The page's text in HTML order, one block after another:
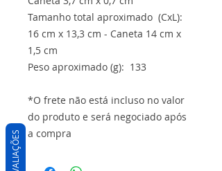
Tamanho total aproximado (CxL):
16 cm x 13,3 cm - Caneta 14 cm x
1,5 cm
Peso aproximado (g): 133
*O frete não está incluso no valor
do produto e será negociado após
a compra
AVALIAÇÕES